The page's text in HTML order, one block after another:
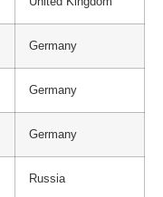
Germany
Germany
Germany
Russia